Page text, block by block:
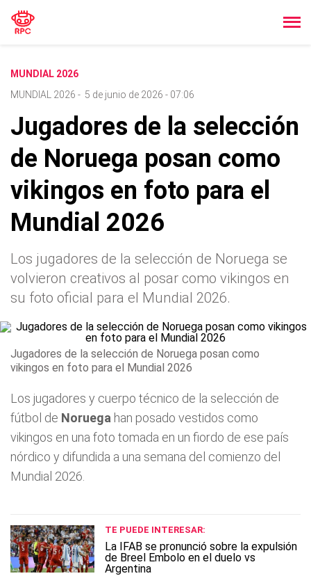
MUNDIAL 2026
MUNDIAL 2026 - 5 de junio de 2026 - 07:06
Jugadores de la selección
de Noruega posan como
vikingos en foto para el
Mundial 2026
Los jugadores de la selección de Noruega se
volvieron creativos al posar como vikingos en
su foto oficial para el Mundial 2026.
Jugadores de la selección de Noruega posan como
vikingos en foto para el Mundial 2026
Los jugadores y cuerpo técnico de la selección de
fútbol de Noruega han posado vestidos como
vikingos en una foto tomada en un fiordo de ese país
nórdico y difundida a una semana del comienzo del
Mundial 2026.
TE PUEDE INTERESAR:
La IFAB se pronunció sobre la expulsión
de Breel Embolo en el duelo vs
Argentina